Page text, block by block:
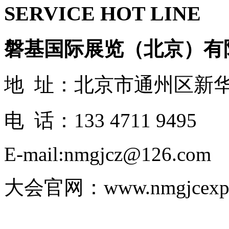
SERVICE HOT LINE
磐基国际展览（北京）有
地 址：北京市通州区新
电 话：133 4711 9495
E-mail:nmgjcz@126.com
大会官网：